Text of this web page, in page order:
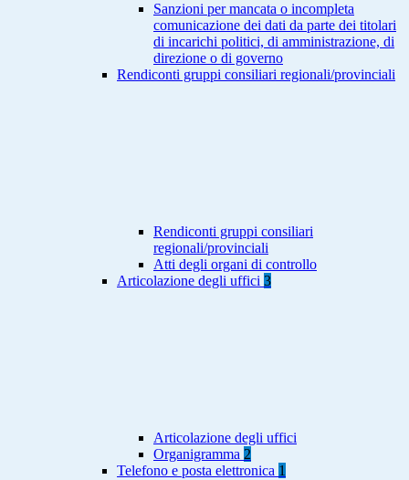
Sanzioni per mancata o incompleta
comunicazione dei dati da parte dei titolari
di incarichi politici, di amministrazione, di
direzione o di governo
Rendiconti gruppi consiliari regionali/provinciali
Rendiconti gruppi consiliari
regionali/provinciali
Atti degli organi di controllo
Articolazione degli uffici 3
Articolazione degli uffici
Organigramma 2
Telefono e posta elettronica 1